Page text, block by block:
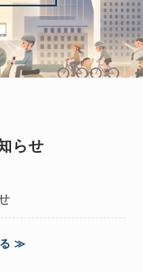
らせ
る ≫